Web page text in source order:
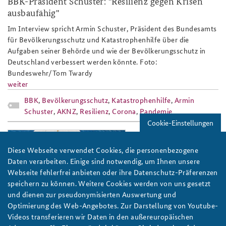
Anfahrt
Freundeskreis
Deutsches Forum Sicherheitspolitik
Arbeitskreis "Junge Sicherheitspolitiker"
Das Sicherheitspolitische Gespräch an der BAKS
Studierendenkonferenz Sicherheitspolitik gestalten
Newsletter-Archiv
ausbaufähig"
Im Interview spricht Armin Schuster, Präsident des Bundesamts
für Bevölkerungsschutz und Katastrophenhilfe über die
Aufgaben seiner Behörde und wie der Bevölkerungsschutz in
Deutschland verbessert werden könnte. Foto:
Bundeswehr/Tom Twardy
weiter
BBK, Bevölkerungsschutz, Katastrophenhilfe, Armin
Schuster, AKNZ, Resilienz, Corona, Pandemie
Foto: Jan von Holleben/DKJS
Nachwuchs oder Nachzug?
Cookie-Einstellungen
Diese Webseite verwendet Cookies, die personenbezogene
Daten verarbeiten. Einige sind notwendig, um Ihnen unsere
Webseite fehlerfrei anbieten oder ihre Datenschutz-Präferenzen
speichern zu können. Weitere Cookies werden von uns gesetzt
und dienen zur pseudonymisierten Auswertung und
Optimierung des Web-Angebotes. Zur Darstellung von Youtube-
Videos transferieren wir Daten in den außereuropäischen